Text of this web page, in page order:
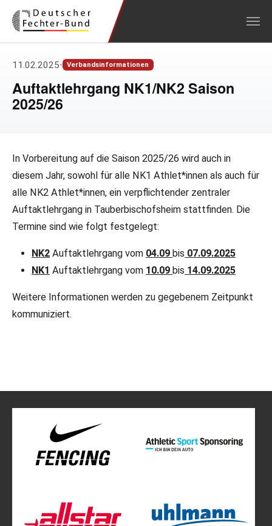
11.02.2025• Verbandsinformationen
Auftaktlehrgang NK1/NK2 Saison
2025/26
In Vorbereitung auf die Saison 2025/26 wird auch in
diesem Jahr, sowohl für alle NK1 Athlet*innen als auch für
alle NK2 Athlet*innen, ein verpflichtender zentraler
Auftaktlehrgang in Tauberbischofsheim stattfinden. Die
Termine sind wie folgt festgelegt:
NK2 Auftaktlehrgang vom 04.09 bis 07.09.2025
NK1 Auftaktlehrgang vom 10.09 bis 14.09.2025
Weitere Informationen werden zu gegebenem Zeitpunkt
kommuniziert.